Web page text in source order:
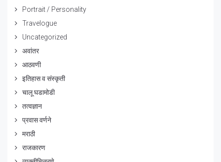
Portrait / Personality
Travelogue
Uncategorized
अवांतर
आठवणी
इतिहास व संस्कृती
चालू घडामोडी
तत्वज्ञान
प्रवास वर्णने
मराठी
राजकारण